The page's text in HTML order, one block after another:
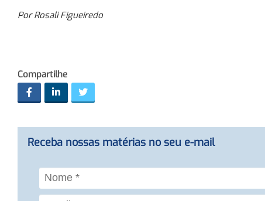
Por Rosali Figueiredo
Compartilhe
Receba nossas matérias no seu e-mail